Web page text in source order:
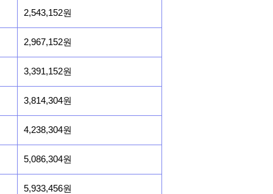
2,543,152원
2,967,152원
3,391,152원
3,814,304원
4,238,304원
5,086,304원
5,933,456원